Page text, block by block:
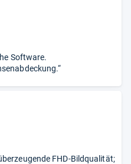
Software.
FHD-Bildqualität;